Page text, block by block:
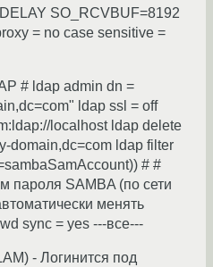
SO_RCVBUF=8192
= no case sensitive =
# ldap admin dn =
ldap ssl = off
localhost ldap delete
domain,dc=com ldap filter
# #
пароля SAMBA (по сети
менять
sync = yes ---все---
- Логинится под